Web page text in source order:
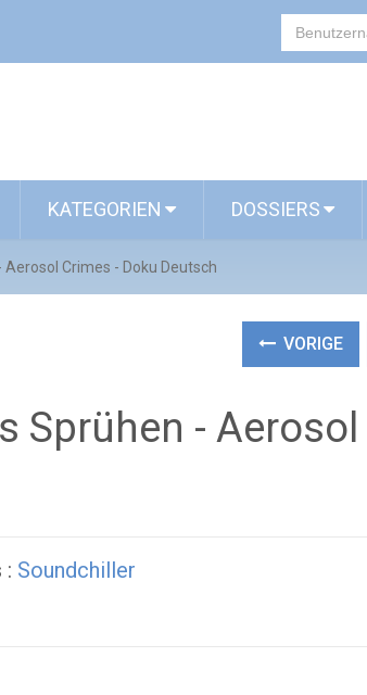
KATEGORIEN DOSSIERS
Crimes - Doku Deutsch
VORIGE
Sprühen -
: Soundchiller